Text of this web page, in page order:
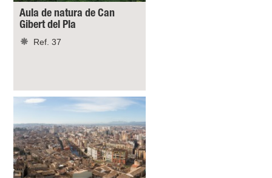
Aula de natura de Can
Gibert del Pla
Ref. 37